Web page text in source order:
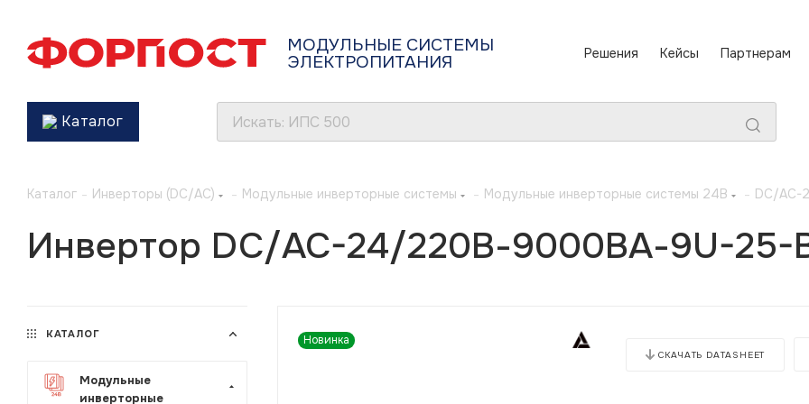
МОДУЛЬНЫЕ СИСТЕМЫ
ЭЛЕКТРОПИТАНИЯ Решения Кейсы Партнерам
Каталог
Каталог - Инверторы (DC/AC) - Модульные инверторные системы - Модульные инверторные системы 24В - DC/AC-
Инвертор DC/AC-24/220В-9000ВА-9U-25-
Новинка
СКАЧАТЬ DATASHEET
КАТАЛОГ
Модульные
инверторные